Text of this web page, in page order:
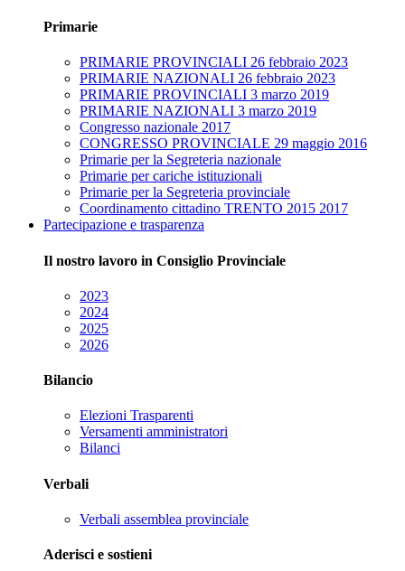
Primarie
PRIMARIE PROVINCIALI 26 febbraio 2023
PRIMARIE NAZIONALI 26 febbraio 2023
PRIMARIE PROVINCIALI 3 marzo 2019
PRIMARIE NAZIONALI 3 marzo 2019
Congresso nazionale 2017
CONGRESSO PROVINCIALE 29 maggio 2016
Primarie per la Segreteria nazionale
Primarie per cariche istituzionali
Primarie per la Segreteria provinciale
Coordinamento cittadino TRENTO 2015 2017
Partecipazione e trasparenza
Il nostro lavoro in Consiglio Provinciale
2023
2024
2025
2026
Bilancio
Elezioni Trasparenti
Versamenti amministratori
Bilanci
Verbali
Verbali assemblea provinciale
Aderisci e sostieni